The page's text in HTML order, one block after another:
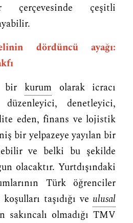
çerçevesinde çeşitli
dördüncü ayağı:
kurum olarak icracı
denetleyici,
eden, finans ve lojistik
bir yelpazeye yayılan bir
ve belki bu şekilde
olacaktır. Yurtdışındaki
Türk öğrenciler
taşıdığı ve ulusal
sakıncalı olmadığı TMV